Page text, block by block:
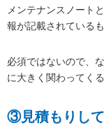
メンテナンスノート
報が記載されているも
必須ではないので、
に大きく関わってく
③見積もりし